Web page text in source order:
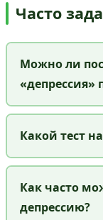
Часто
Можно ли
«депрессия»
Какой тест
Как часто
депрессию?